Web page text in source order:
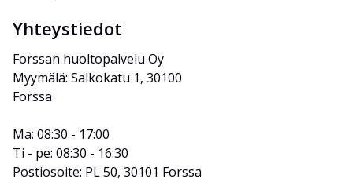
Yhteystiedot
Forssan huoltopalvelu Oy
Myymälä: Salkokatu 1, 30100
Forssa
Ma: 08:30 - 17:00
Ti - pe: 08:30 - 16:30
Postiosoite: PL 50, 30101 Forssa